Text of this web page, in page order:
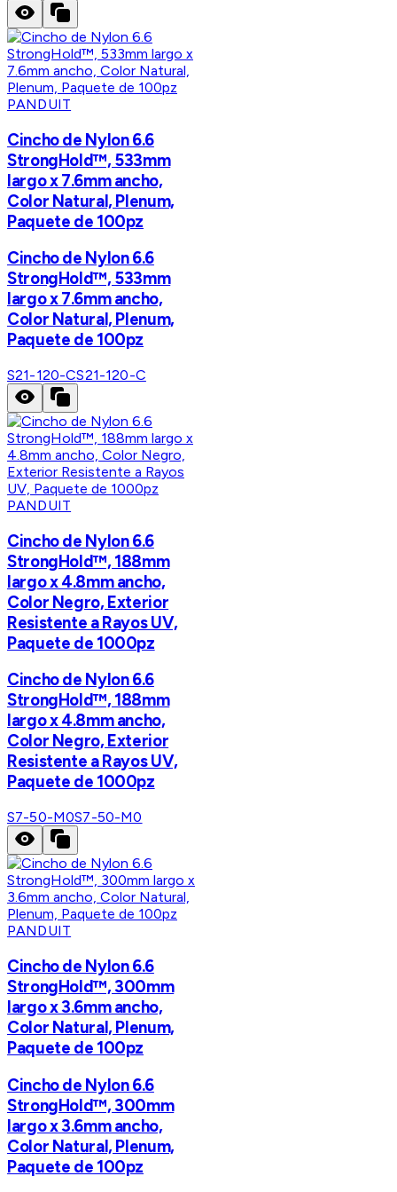
PANDUIT
Cincho de Nylon 6.6
StrongHold™, 533mm
largo x 7.6mm ancho,
Color Natural, Plenum,
Paquete de 100pz
Cincho de Nylon 6.6
StrongHold™, 533mm
largo x 7.6mm ancho,
Color Natural, Plenum,
Paquete de 100pz
S21-120-CS21-120-C
PANDUIT
Cincho de Nylon 6.6
StrongHold™, 188mm
largo x 4.8mm ancho,
Color Negro, Exterior
Resistente a Rayos UV,
Paquete de 1000pz
Cincho de Nylon 6.6
StrongHold™, 188mm
largo x 4.8mm ancho,
Color Negro, Exterior
Resistente a Rayos UV,
Paquete de 1000pz
S7-50-M0S7-50-M0
PANDUIT
Cincho de Nylon 6.6
StrongHold™, 300mm
largo x 3.6mm ancho,
Color Natural, Plenum,
Paquete de 100pz
Cincho de Nylon 6.6
StrongHold™, 300mm
largo x 3.6mm ancho,
Color Natural, Plenum,
Paquete de 100pz